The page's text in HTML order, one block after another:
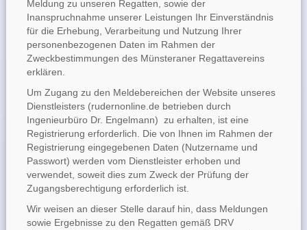
Meldung zu unseren Regatten, sowie der
Inanspruchnahme unserer Leistungen Ihr Einverständnis
für die Erhebung, Verarbeitung und Nutzung Ihrer
personenbezogenen Daten im Rahmen der
Zweckbestimmungen des Münsteraner Regattavereins
erklären.
Um Zugang zu den Meldebereichen der Website unseres
Dienstleisters (rudernonline.de betrieben durch
Ingenieurbüro Dr. Engelmann) zu erhalten, ist eine
Registrierung erforderlich. Die von Ihnen im Rahmen der
Registrierung eingegebenen Daten (Nutzername und
Passwort) werden vom Dienstleister erhoben und
verwendet, soweit dies zum Zweck der Prüfung der
Zugangsberechtigung erforderlich ist.
Wir weisen an dieser Stelle darauf hin, dass Meldungen
sowie Ergebnisse zu den Regatten gemäß DRV